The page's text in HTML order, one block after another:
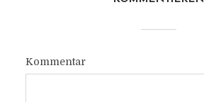
Kommentar